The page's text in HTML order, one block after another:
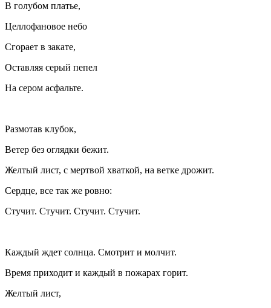
В голубом платье,
Целлофановое небо
Сгорает в закате,
Оставляя серый пепел
На сером асфальте.
Размотав клубок,
Ветер без оглядки бежит.
Желтый лист, с мертвой хваткой, на ветке дрожит.
Сердце, все так же ровно:
Стучит. Стучит. Стучит. Стучит.
Каждый ждет солнца. Смотрит и молчит.
Время приходит и каждый в пожарах горит.
Желтый лист,